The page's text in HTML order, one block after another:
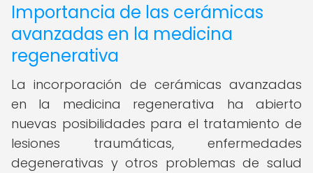
Importancia de las cerámicas
avanzadas en la medicina
regenerativa
La incorporación de cerámicas avanzadas
en la medicina regenerativa ha abierto
nuevas posibilidades para el tratamiento de
lesiones traumáticas, enfermedades
degenerativas y otros problemas de salud